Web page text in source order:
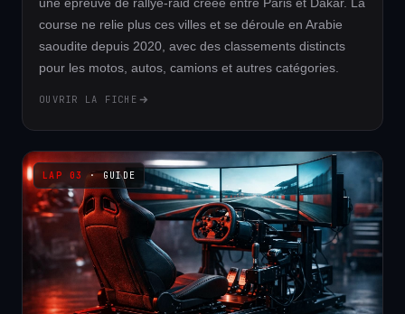
une épreuve de rallye-raid créée entre Paris et Dakar. La
course ne relie plus ces villes et se déroule en Arabie
saoudite depuis 2020, avec des classements distincts
pour les motos, autos, camions et autres catégories.
OUVRIR LA FICHE
· GUIDE